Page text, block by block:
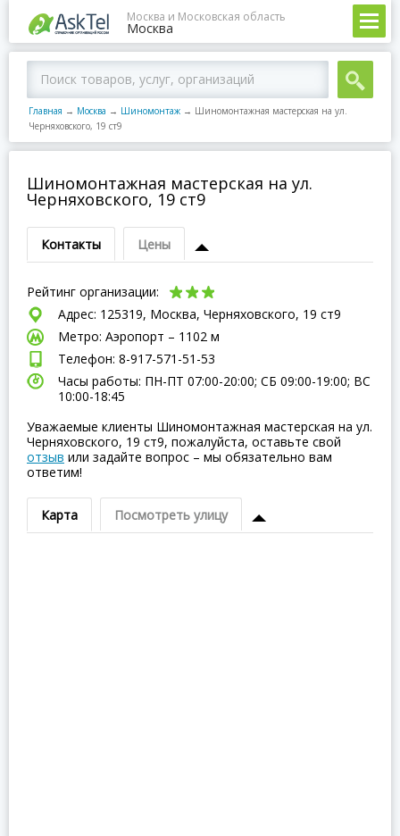
Москва и Московская область
Москва
Главная → Москва → Шиномонтаж → Шиномонтажная мастерская на ул.
Черняховского, 19 ст9
Шиномонтажная мастерская на ул.
Черняховского, 19 ст9
Контакты Цены
Рейтинг организации:
Адрес: 125319, Москва, Черняховского, 19 ст9
Метро: Аэропорт – 1102 м
Телефон: 8-917-571-51-53
Часы работы: ПН-ПТ 07:00-20:00; СБ 09:00-19:00; ВC
10:00-18:45
Уважаемые клиенты Шиномонтажная мастерская на ул.
Черняховского, 19 ст9, пожалуйста, оставьте свой
отзыв или задайте вопрос – мы обязательно вам
ответим!
Карта Посмотреть улицу